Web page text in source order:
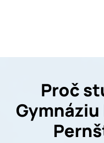
Proč